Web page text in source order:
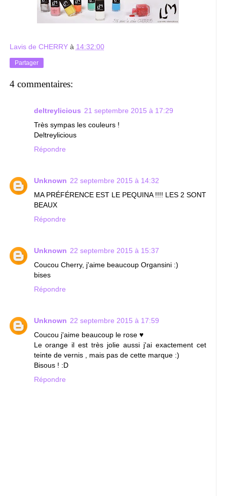
Lavis de CHERRY à 14:32:00
Partager
4 commentaires:
deltreylicious 21 septembre 2015 à 17:29
Très sympas les couleurs !
Deltreylicious
Répondre
Unknown 22 septembre 2015 à 14:32
MA PRÉFÉRENCE EST LE PEQUINA !!!! LES 2 SONT
BEAUX
Répondre
Unknown 22 septembre 2015 à 15:37
Coucou Cherry, j'aime beaucoup Organsini :)
bises
Répondre
Unknown 22 septembre 2015 à 17:59
Coucou j'aime beaucoup le rose ♥
Le orange il est très jolie aussi j'ai exactement cet
teinte de vernis , mais pas de cette marque :)
Bisous ! :D
Répondre